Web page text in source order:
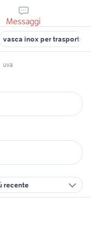
Messaggi
vasca inox per trasporto
uva
recente